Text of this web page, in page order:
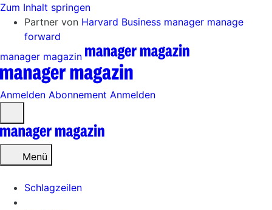
Zum Inhalt springen
Partner von Harvard Business manager manage
forward
manager magazin
Anmelden Abonnement Anmelden
öffnen
Menü
Schlagzeilen